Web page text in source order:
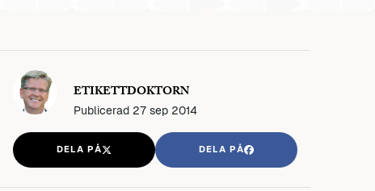
ETIKETTDOKTORN
Publicerad 27 sep 2014
DELA PÅ DELA PÅ